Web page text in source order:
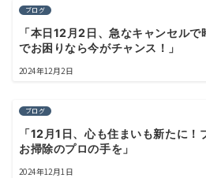
ブログ
「本日12月2日、急なキャンセル
でお困りなら今がチャンス！」
2024年12月2日
ブログ
「12月1日、心も住まいも新たに
お掃除のプロの手を」
2024年12月1日